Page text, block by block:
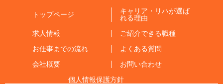
トップページ
キャリア・リハが選ば
れる理由
求人情報
ご紹介できる職種
お仕事までの流れ
よくある質問
会社概要
お問い合わせ
個人情報保護方針